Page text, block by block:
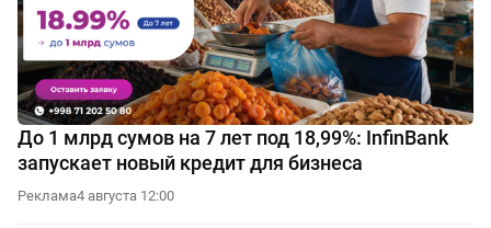
До 1 млрд сумов на 7 лет под 18,99%: InfinBank
запускает новый кредит для бизнеса
Реклама4 августа 12:00